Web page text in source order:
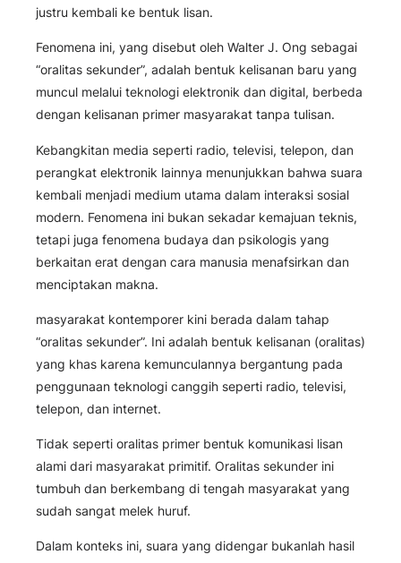
justru kembali ke bentuk lisan.
Fenomena ini, yang disebut oleh Walter J. Ong sebagai
“oralitas sekunder”, adalah bentuk kelisanan baru yang
muncul melalui teknologi elektronik dan digital, berbeda
dengan kelisanan primer masyarakat tanpa tulisan.
Kebangkitan media seperti radio, televisi, telepon, dan
perangkat elektronik lainnya menunjukkan bahwa suara
kembali menjadi medium utama dalam interaksi sosial
modern. Fenomena ini bukan sekadar kemajuan teknis,
tetapi juga fenomena budaya dan psikologis yang
berkaitan erat dengan cara manusia menafsirkan dan
menciptakan makna.
masyarakat kontemporer kini berada dalam tahap
“oralitas sekunder”. Ini adalah bentuk kelisanan (oralitas)
yang khas karena kemunculannya bergantung pada
penggunaan teknologi canggih seperti radio, televisi,
telepon, dan internet.
Tidak seperti oralitas primer bentuk komunikasi lisan
alami dari masyarakat primitif. Oralitas sekunder ini
tumbuh dan berkembang di tengah masyarakat yang
sudah sangat melek huruf.
Dalam konteks ini, suara yang didengar bukanlah hasil